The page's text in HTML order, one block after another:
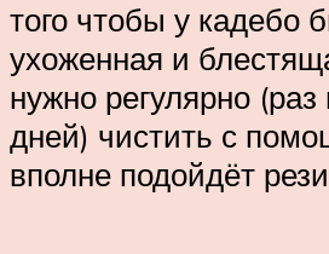
того чтобы у кадебо
ухоженная и
нужно регулярно (раз
дней) чистить с
вполне подойдёт